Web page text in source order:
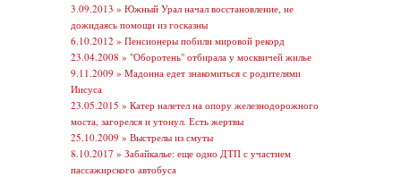
3.09.2013 » Южный Урал начал восстановление, не
дожидаясь помощи из госказны
6.10.2012 » Пенсионеры побили мировой рекорд
23.04.2008 » "Оборотень" отбирала у москвичей жилье
9.11.2009 » Мадонна едет знакомиться с родителями
Иисуса
23.05.2015 » Катер налетел на опору железнодорожного
моста, загорелся и утонул. Есть жертвы
25.10.2009 » Выстрелы из смуты
8.10.2017 » Забайкалье: еще одно ДТП с участием
пассажирского автобуса